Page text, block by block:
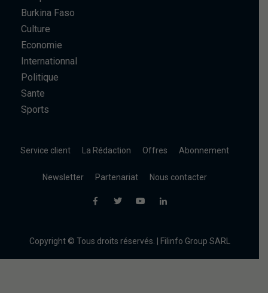
Burkina Faso
Culture
Economie
Internationnal
Politique
Sante
Sports
Service client La Rédaction Offres Abonnement
Newsletter Partenariat Nous contacter
Copyright © Tous droits réservés. | Filinfo Group SARL